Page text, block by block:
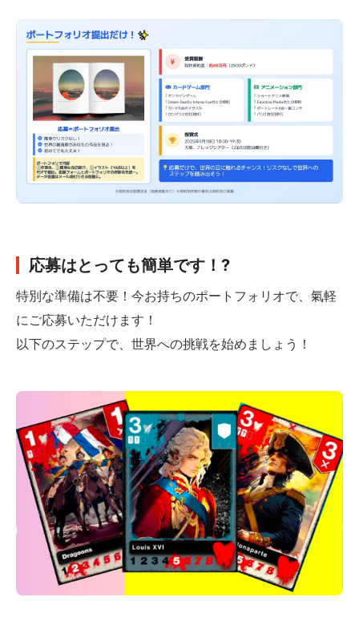
応募はとっても簡単です！?
特別な準備は不要！今お持ちのポートフォリオで、氣軽
にご応募いただけます！
以下のステップで、世界への挑戦を始めましょう！